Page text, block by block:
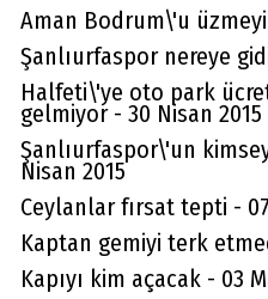
Aman Bodrum\'u
Şanlıurfaspor nereye
Halfeti\'ye oto park
gelmiyor - 30 Nisan 2015
Şanlıurfaspor\'un
Nisan 2015
Ceylanlar fırsat tepti -
Kaptan gemiyi terk
Kapıyı kim açacak - 03